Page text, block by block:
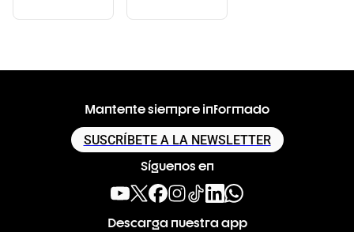
Mantente siempre informado
SUSCRÍBETE A LA NEWSLETTER
Síguenos en
Descarga nuestra app